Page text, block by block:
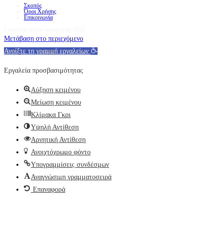
Σκοπός
Όροι Χρήσης
Επικοινωνία
Μετάβαση στο περιεχόμενο
Ανοίξτε τη γραμμή εργαλείων
Εργαλεία προσβασιμότητας
Αύξηση κειμένου
Μείωση κειμένου
Κλίμακα Γκρι
Υψηλή Αντίθεση
Αρνητική Αντίθεση
Ανοιχτόχρωμο φόντο
Υπογραμμίσεις συνδέσμων
Αναγνώσιμη γραμματοσειρά
Επαναφορά